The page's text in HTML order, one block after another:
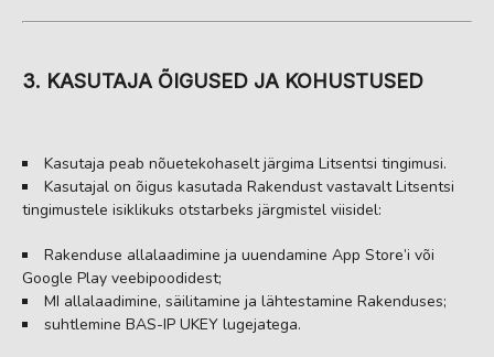
3. KASUTAJA ÕIGUSED JA KOHUSTUSED
Kasutaja peab nõuetekohaselt järgima Litsentsi tingimusi.
Kasutajal on õigus kasutada Rakendust vastavalt Litsentsi
tingimustele isiklikuks otstarbeks järgmistel viisidel:
Rakenduse allalaadimine ja uuendamine App Store’i või
Google Play veebipoodidest;
MI allalaadimine, säilitamine ja lähtestamine Rakenduses;
suhtlemine BAS-IP UKEY lugejatega.